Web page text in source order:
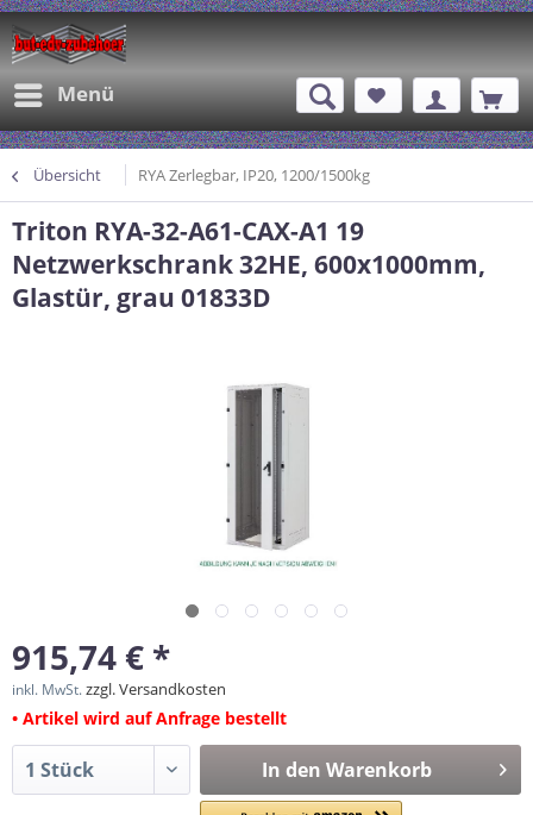
Menü
Übersicht RYA Zerlegbar, IP20, 1200/1500kg
Triton RYA-32-A61-CAX-A1 19
Netzwerkschrank 32HE, 600x1000mm,
Glastür, grau 01833D
915,74 € *
inkl. MwSt.zzgl. Versandkosten
• Artikel wird auf Anfrage bestellt
In den Warenkorb